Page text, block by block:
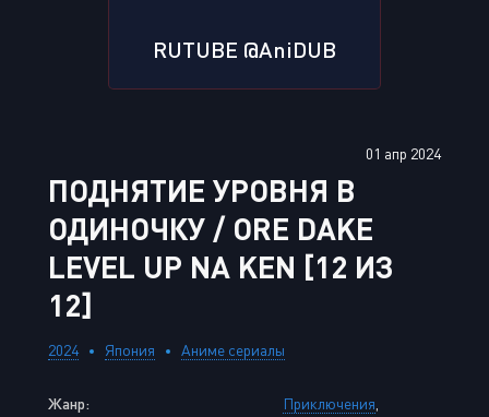
RUTUBE @AniDUB
01 апр 2024
ПОДНЯТИЕ УРОВНЯ В
ОДИНОЧКУ / ORE DAKE
LEVEL UP NA KEN [12 ИЗ
12]
2024 Япония Аниме сериалы
Жанр: Приключения